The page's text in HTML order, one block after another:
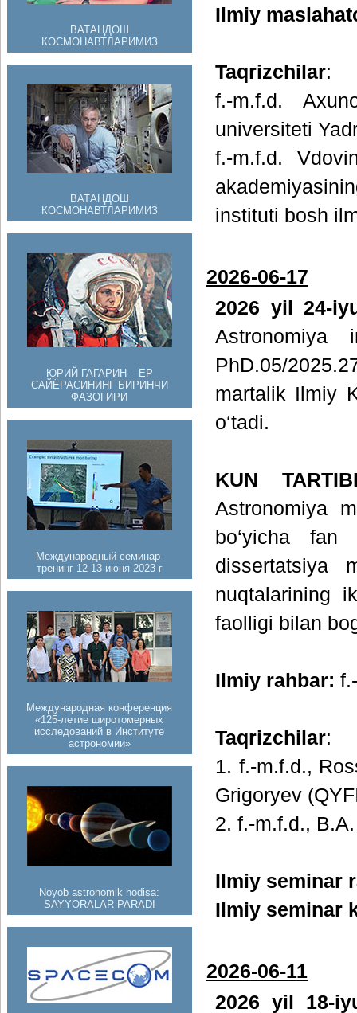
ВАТАНДОШ
КОСМОНАВТЛАРИМИЗ
ВАТАНДОШ
КОСМОНАВТЛАРИМИЗ
ЮРИЙ ГАГАРИН – ЕР
САЙЁРАСИНИНГ БИРИНЧИ
ФАЗОГИРИ
Международный семинар-
тренинг 12-13 июня 2023 г
Международная конференция
«125-летие широтомерных
исследований в Институте
астрономии»
Noyob astronomik hodisa:
SAYYORALAR PARADI
Ilmiy
Taqrizchilar:
f.-m.f.d.
universiteti
f.-m.f.d.
instituti bosh
2026-06-17
2026 yil 24-
Astronomiya
PhD.05/
martalik Ilmiy
o‘tadi.
KUN
Astronomiya
bo‘yicha
dissertatsiya
nuqtalarining
faolligi bilan
Ilmiy rahbar:
Taqrizchilar:
1. f.-m.f.d.,
Grigoryev
2. f.-m.f.d.,
Ilmiy seminar
Ilmiy seminar
2026-06-11
2026 yil 18-